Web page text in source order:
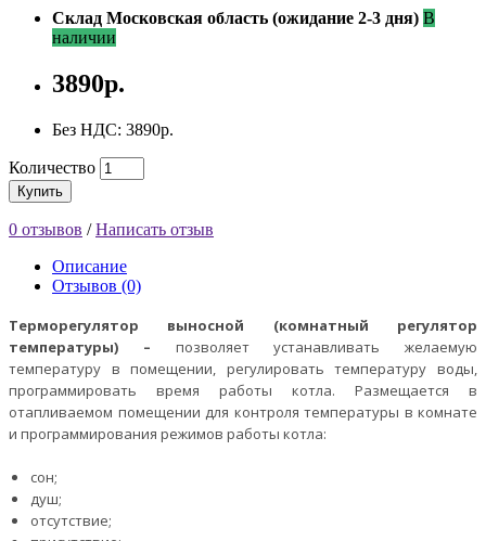
Склад Московская область (ожидание 2-3 дня) В
наличии
3890р.
Без НДС: 3890р.
Количество
Купить
0 отзывов /Написать отзыв
Описание
Отзывов (0)
Терморегулятор выносной (комнатный регулятор
температуры) – позволяет устанавливать желаемую
температуру в помещении, регулировать температуру воды,
программировать время работы котла. Размещается в
отапливаемом помещении для контроля температуры в комнате
и программирования режимов работы котла:
сон;
душ;
отсутствие;